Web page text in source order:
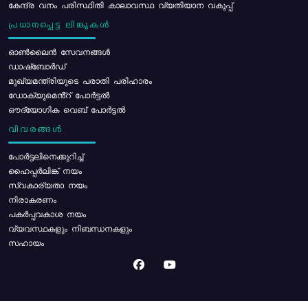
കേന്ദ്ര വനം പരിസ്ഥിതി കാലാവസ്ഥ വ്യതിയാന വകുപ്പ്
പ്രധാനപ്പെട്ട ലിങ്കുകൾ
ഓൺലൈൻ സേവനങ്ങൾ
ഡാഷ്ബോർഡ്
മുഖ്യമന്ത്രിയുടെ പരാതി പരിഹാരം
ഡോക്യുമെൻ്റ് പോർട്ടൽ
ഔദ്യോഗിക വെബ് പോർട്ടൽ
വിവരങ്ങൾ
പോര്‍ട്ടലിനെക്കുറിച്ച്
ഹൈപ്പർലിങ്ക് നയം
സ്വകാര്യതാ നയം
നിരാകരണം
പകർപ്പവകാശ നയം
വ്യവസ്ഥകളും നിബന്ധനകളും
സഹായം